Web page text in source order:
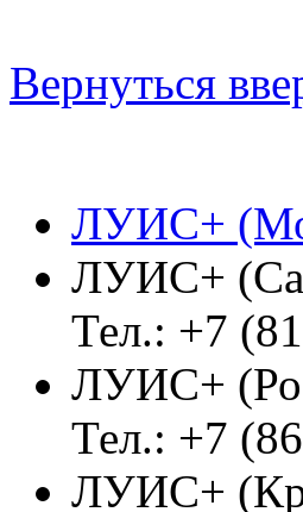
Вернуться
ЛУИС+
ЛУИС+
Тел.: +7
ЛУИС+
Тел.: +7
ЛУИС+